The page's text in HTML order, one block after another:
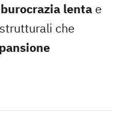
burocrazia lenta e
che